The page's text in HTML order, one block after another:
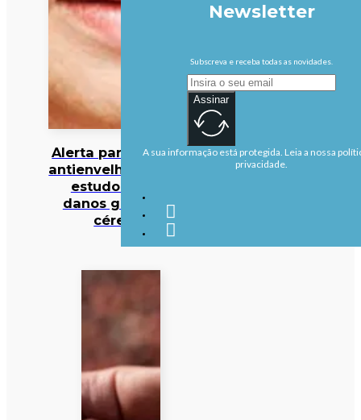
Alerta para cocktail
antienvelhecimento:
estudo deteta
danos graves no
cérebro
Newsletter
Subscreva e receba todas as novidades.
Assinar
A sua informação está protegida. Leia a nossa
privacidade.